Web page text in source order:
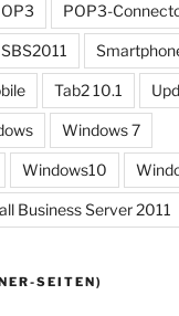
POP3-
SBS2011
Tab2 10.1
Windows 7
Windows10
Business Server 2011
SEITEN)